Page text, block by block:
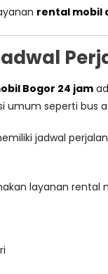
rental mobil
Bogor 24 jam
umum seperti bus
jadwal
layanan rental